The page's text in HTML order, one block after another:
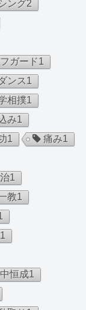
ング2
ガード1
ンス1
相撲1
み1
1 痛み1
1
教1
1
恒成1